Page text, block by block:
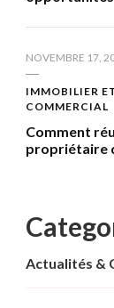
NOVEMBRE 17,
IMMOBILIER
COMMERCIAL
Comment
propriétaire
Actualités &